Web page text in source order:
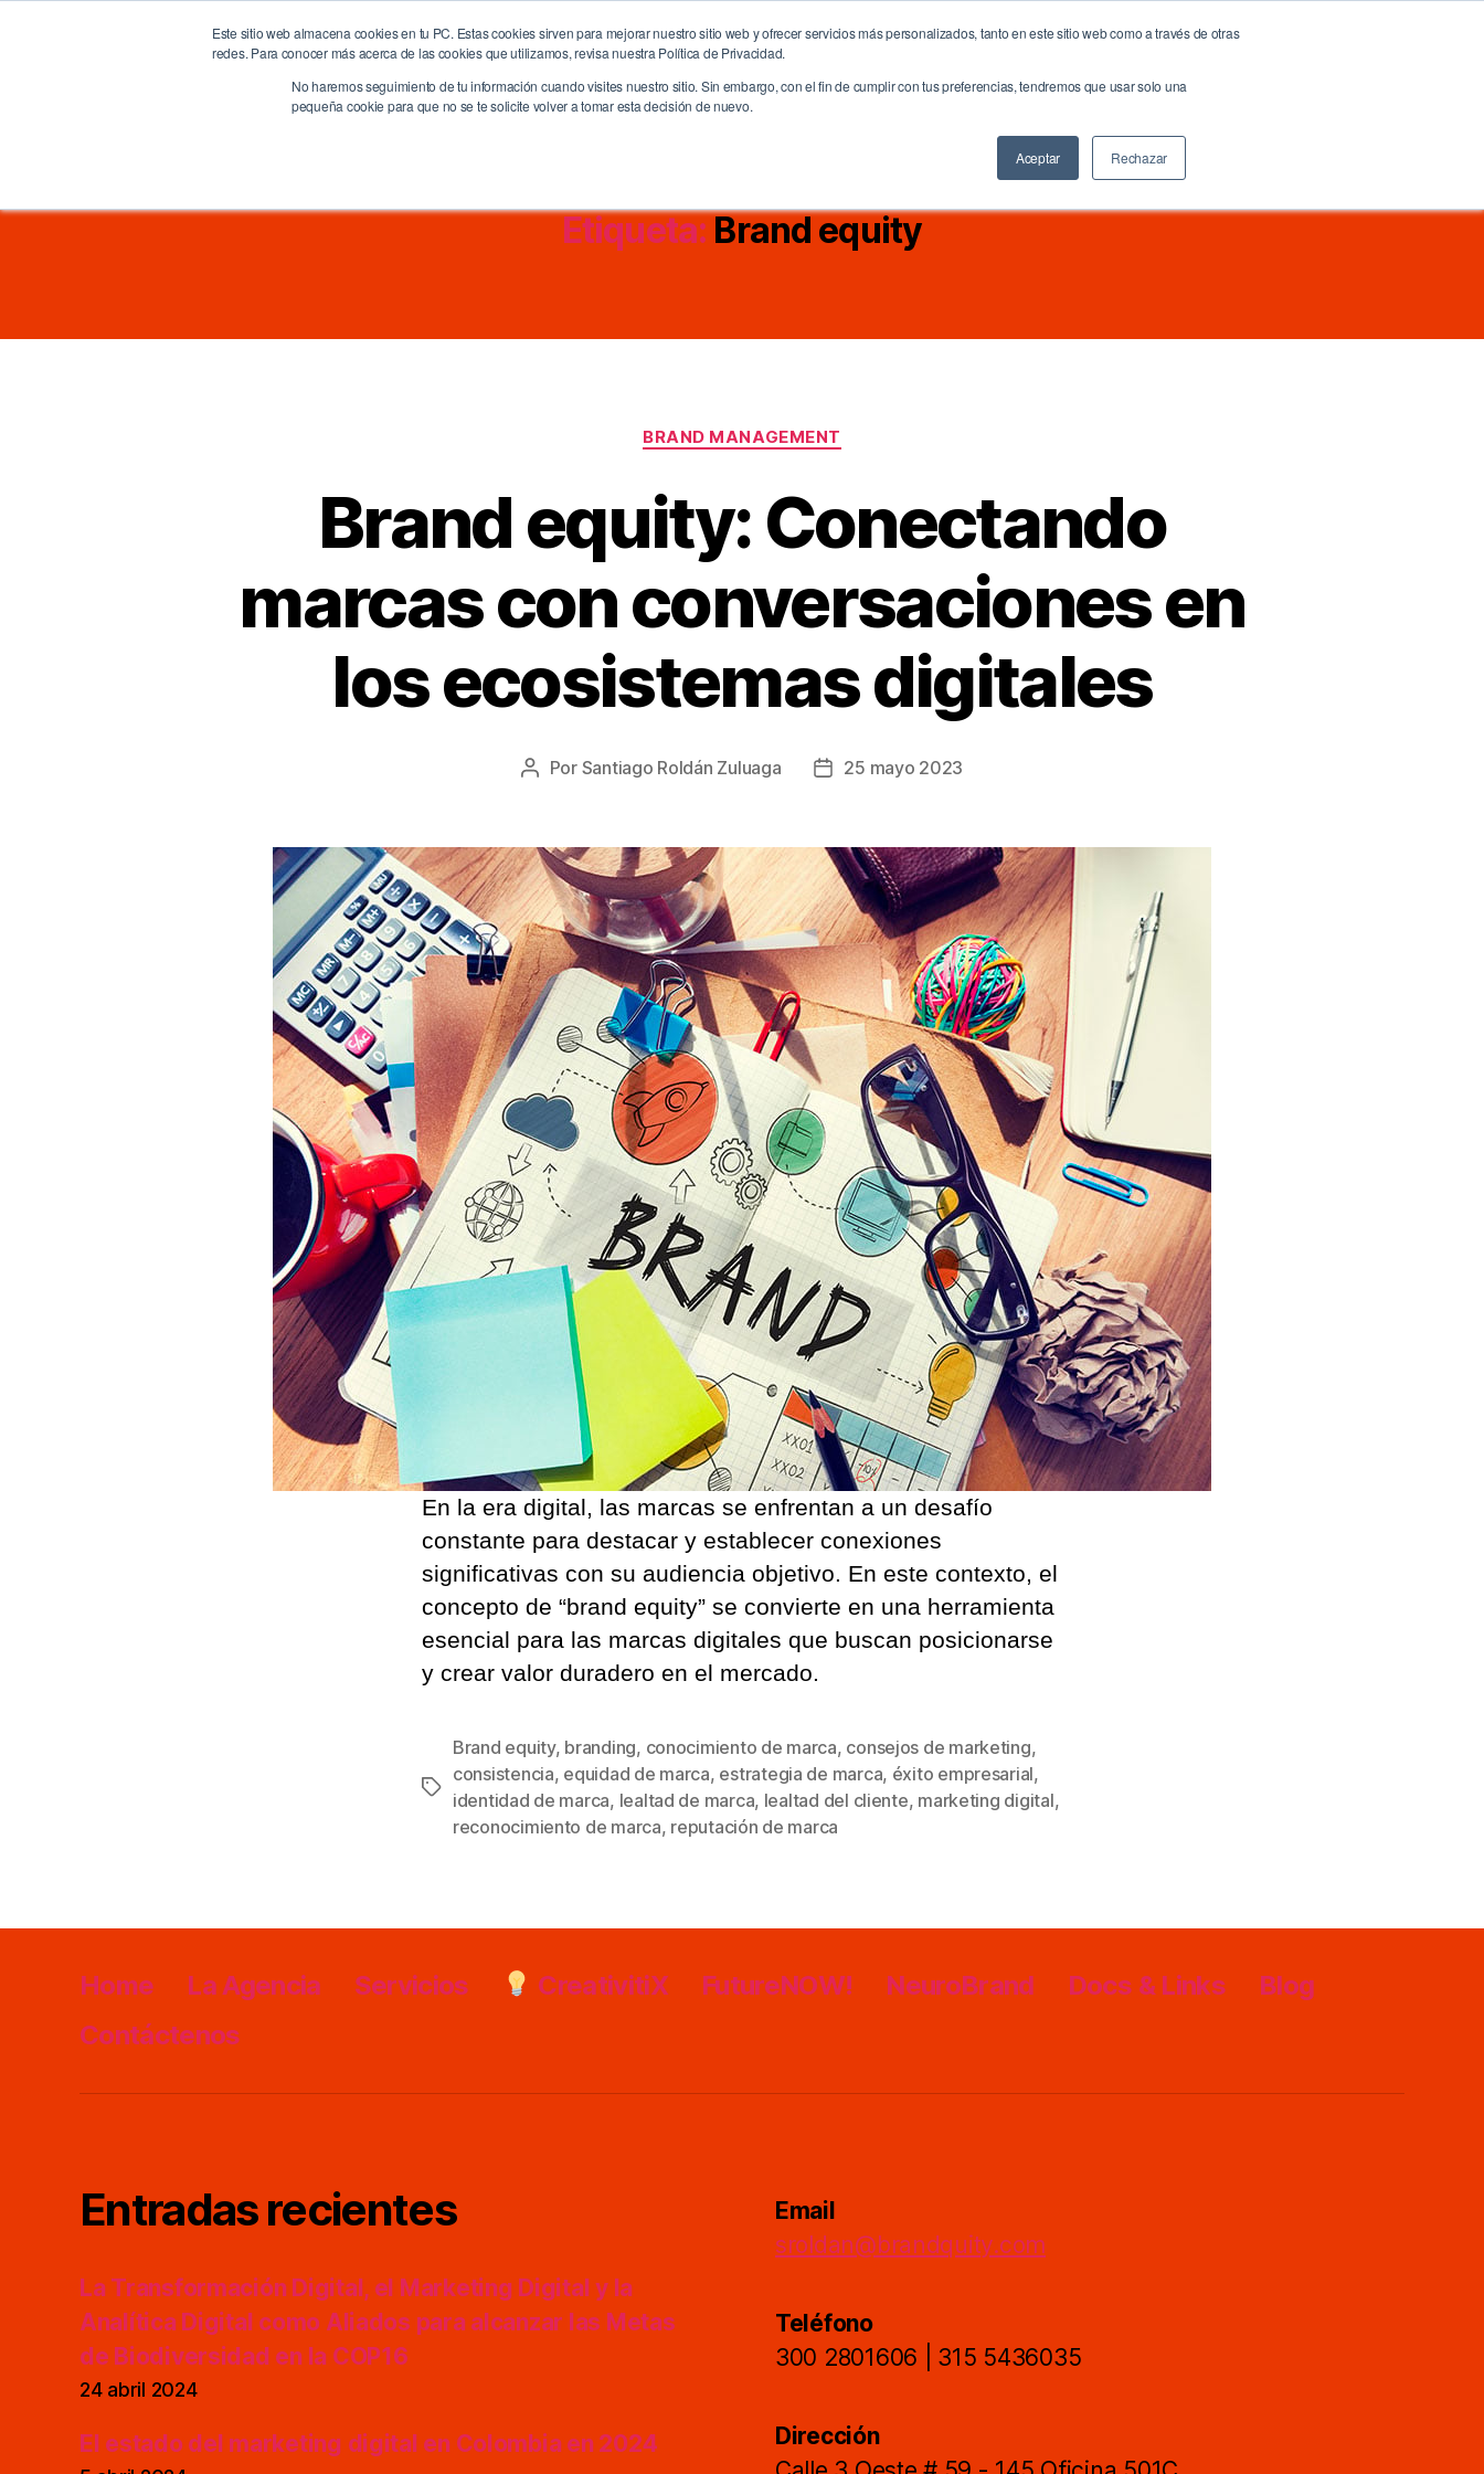
Este sitio web almacena cookies en tu PC. Estas cookies sirven para mejorar nuestro sitio web y ofrecer servicios más personalizados, tanto en este sitio web como a través de otras
redes. Para conocer más acerca de las cookies que utilizamos, revisa nuestra Política de Privacidad.
No haremos seguimiento de tu información cuando visites nuestro sitio. Sin embargo, con el fin de cumplir con tus preferencias, tendremos que usar solo una
pequeña cookie para que no se te solicite volver a tomar esta decisión de nuevo.
Aceptar Rechazar
Home La Agencia Servicios CreativitiX FutureNOW! NeuroBrand
Docs & Links
Blog
Etiqueta: Brand equity
Categorías
BRAND MANAGEMENT
Brand equity: Conectando
marcas con conversaciones en
los ecosistemas digitales
Autor
entrada
Por Santiago Roldán Zuluaga
Fecha
entrada
25 mayo 2023
En la era digital, las marcas se enfrentan a un desafío
constante para destacar y establecer conexiones
significativas con su audiencia objetivo. En este contexto, el
concepto de “brand equity” se convierte en una herramienta
esencial para las marcas digitales que buscan posicionarse
y crear valor duradero en el mercado.
Etiquetas
Brand equity, branding, conocimiento de marca, consejos de marketing,
consistencia, equidad de marca, estrategia de marca, éxito empresarial,
identidad de marca, lealtad de marca, lealtad del cliente, marketing digital,
reconocimiento de marca, reputación de marca
Home La Agencia Servicios CreativitiX FutureNOW! NeuroBrand Docs & Links
Blog
Contáctenos
Entradas recientes
La Transformación Digital, el Marketing Digital y la
Analítica Digital como Aliados para alcanzar las Metas
de Biodiversidad en la COP16
24 abril 2024
El estado del marketing digital en Colombia en 2024
Email
sroldan@brandquity.com
Teléfono
300 2801606 | 315 5436035
Dirección